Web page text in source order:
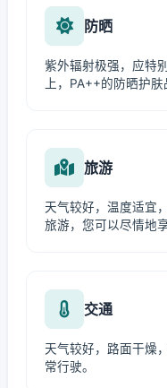
防晒
紫外辐射极强，应特
上，PA++的防晒护肤
旅游
天气较好，温度适宜
旅游，您可以尽情地
交通
天气较好，路面干燥
常行驶。